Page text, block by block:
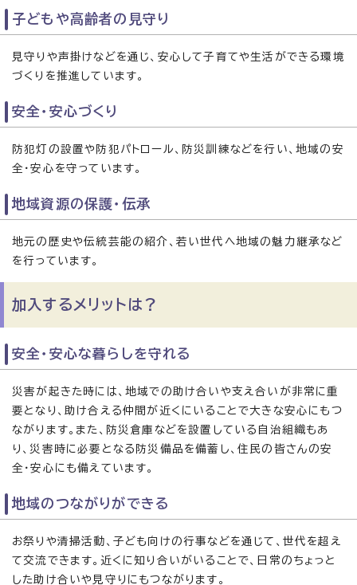
子どもや高齢者の見守り
見守りや声掛けなどを通じ、安心して子育てや生活ができる環境
づくりを推進しています。
安全・安心づくり
防犯灯の設置や防犯パトロール、防災訓練などを行い、地域の安
全・安心を守っています。
地域資源の保護・伝承
地元の歴史や伝統芸能の紹介、若い世代へ地域の魅力継承など
を行っています。
加入するメリットは？
安全・安心な暮らしを守れる
災害が起きた時には、地域での助け合いや支え合いが非常に重
要となり、助け合える仲間が近くにいることで大きな安心にもつ
ながります。また、防災倉庫などを設置している自治組織もあ
り、災害時に必要となる防災備品を備蓄し、住民の皆さんの安
全・安心にも備えています。
地域のつながりができる
お祭りや清掃活動、子ども向けの行事などを通じて、世代を超え
て交流できます。近くに知り合いがいることで、日常のちょっと
した助け合いや見守りにもつながります。